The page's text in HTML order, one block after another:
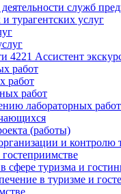
служб
турагентских услуг
Ассистент
работ
работ
работ
лабораторных работ
(работы)
и контролю
туризма и
в туризме и